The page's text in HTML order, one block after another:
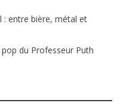
: entre bière, métal et
pop du Professeur Puth